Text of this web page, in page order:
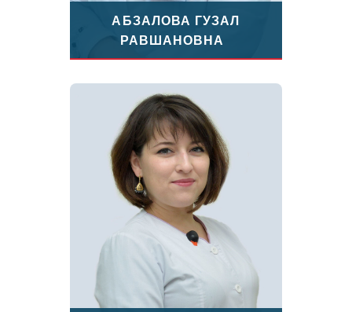
АБЗАЛОВА ГУЗАЛ
РАВШАНОВНА